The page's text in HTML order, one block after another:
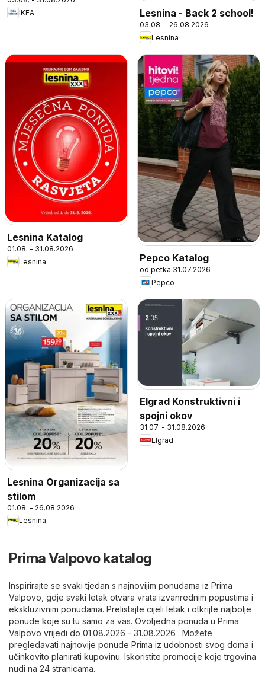
IKEA
Lesnina - Back 2 school!
03.08. - 26.08.2026
Lesnina
Lesnina Katalog
01.08. - 31.08.2026
Lesnina
Pepco Katalog
od petka 31.07.2026
Pepco
Lesnina Organizacija sa
stilom
01.08. - 26.08.2026
Lesnina
Elgrad Konstruktivni i
spojni okov
31.07. - 31.08.2026
Elgrad
Prima Valpovo katalog
Inspirirajte se svaki tjedan s najnovijim ponudama iz Prima
Valpovo, gdje svaki letak otvara vrata izvanrednim popustima i
ekskluzivnim ponudama. Prelistajte cijeli letak i otkrijte najbolje
ponude koje su tu samo za vas. Ovotjedna ponuda u Prima
Valpovo vrijedi do 01.08.2026 - 31.08.2026 . Možete
pregledavati najnovije ponude Prima iz udobnosti svog doma i
učinkovito planirati kupovinu. Iskoristite promocije koje trgovina
nudi na 24 stranicama.